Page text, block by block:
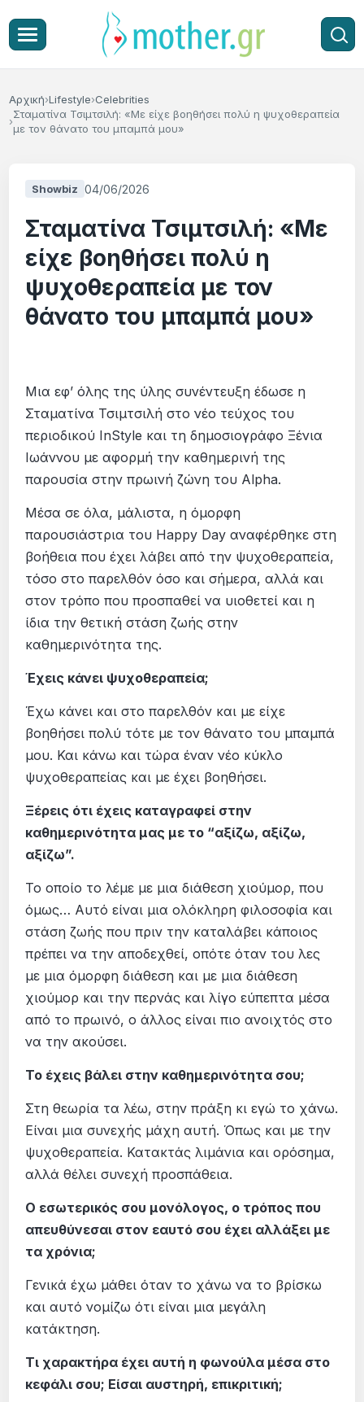
Αρχική Lifestyle Celebrities
Σταματίνα Τσιμτσιλή: «Με είχε βοηθήσει πολύ η ψυχοθεραπεία
με τον θάνατο του μπαμπά μου»
Showbiz 04/06/2026
Σταματίνα Τσιμτσιλή: «Με
είχε βοηθήσει πολύ η
ψυχοθεραπεία με τον
θάνατο του μπαμπά μου»
Μια εφ’ όλης της ύλης συνέντευξη έδωσε η
Σταματίνα Τσιμτσιλή στο νέο τεύχος του
περιοδικού InStyle και τη δημοσιογράφο Ξένια
Ιωάννου με αφορμή την καθημερινή της
παρουσία στην πρωινή ζώνη του Alpha.
Μέσα σε όλα, μάλιστα, η όμορφη
παρουσιάστρια του Happy Day αναφέρθηκε στη
βοήθεια που έχει λάβει από την ψυχοθεραπεία,
τόσο στο παρελθόν όσο και σήμερα, αλλά και
στον τρόπο που προσπαθεί να υιοθετεί και η
ίδια την θετική στάση ζωής στην
καθημερινότητα της.
Έχεις κάνει ψυχοθεραπεία;
Έχω κάνει και στο παρελθόν και με είχε
βοηθήσει πολύ τότε με τον θάνατο του μπαμπά
μου. Και κάνω και τώρα έναν νέο κύκλο
ψυχοθεραπείας και με έχει βοηθήσει.
Ξέρεις ότι έχεις καταγραφεί στην
καθημερινότητα μας με το “αξίζω, αξίζω,
αξίζω”.
Το οποίο το λέμε με μια διάθεση χιούμορ, που
όμως… Αυτό είναι μια ολόκληρη φιλοσοφία και
στάση ζωής που πριν την καταλάβει κάποιος
πρέπει να την αποδεχθεί, οπότε όταν του λες
με μια όμορφη διάθεση και με μια διάθεση
χιούμορ και την περνάς και λίγο εύπεπτα μέσα
από το πρωινό, ο άλλος είναι πιο ανοιχτός στο
να την ακούσει.
Το έχεις βάλει στην καθημερινότητα σου;
Στη θεωρία τα λέω, στην πράξη κι εγώ το χάνω.
Είναι μια συνεχής μάχη αυτή. Όπως και με την
ψυχοθεραπεία. Κατακτάς λιμάνια και ορόσημα,
αλλά θέλει συνεχή προσπάθεια.
Ο εσωτερικός σου μονόλογος, ο τρόπος που
απευθύνεσαι στον εαυτό σου έχει αλλάξει με
τα χρόνια;
Γενικά έχω μάθει όταν το χάνω να το βρίσκω
και αυτό νομίζω ότι είναι μια μεγάλη
κατάκτηση.
Τι χαρακτήρα έχει αυτή η φωνούλα μέσα στο
κεφάλι σου; Είσαι αυστηρή, επικριτική;